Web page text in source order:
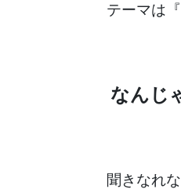
テーマは『
なんじ
聞きなれな